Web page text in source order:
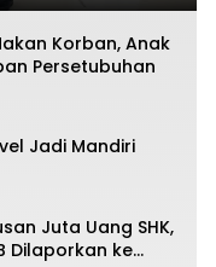
Korban, Anak
Persetubuhan
Jadi Mandiri
Juta Uang SHK,
Dilaporkan ke